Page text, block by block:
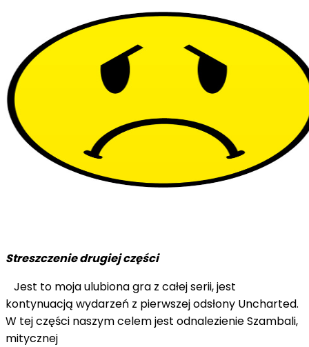
Streszczenie drugiej części
Jest to moja ulubiona gra z całej serii, jest
kontynuacją wydarzeń z pierwszej odsłony Uncharted.
W tej części naszym celem jest odnalezienie Szambali,
mitycznej